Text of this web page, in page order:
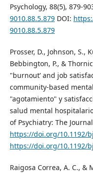
Psychology, 88(5), 879-
9010.88.5.879DOI:
9010.88.5.879
Prosser, D., Johnson, S.,
Bebbington, P., &
"burnout’ and job
community-based
"agotamiento" y
salud mental
of Psychiatry: The
https://doi.org/10.1192/
https://doi.org/10.1192/
Raigosa Correa, A. C., &